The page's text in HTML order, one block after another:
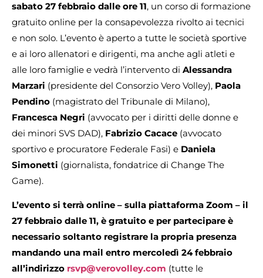
sabato 27 febbraio dalle ore 11, un corso di formazione
gratuito online per la consapevolezza rivolto ai tecnici
e non solo. L’evento è aperto a tutte le società sportive
e ai loro allenatori e dirigenti, ma anche agli atleti e
alle loro famiglie e vedrà l’intervento di Alessandra
Marzari (presidente del Consorzio Vero Volley), Paola
Pendino (magistrato del Tribunale di Milano),
Francesca Negri (avvocato per i diritti delle donne e
dei minori SVS DAD), Fabrizio Cacace (avvocato
sportivo e procuratore Federale Fasi) e Daniela
Simonetti (giornalista, fondatrice di Change The
Game).
L’evento si terrà online – sulla piattaforma Zoom – il
27 febbraio dalle 11, è gratuito e per partecipare è
necessario soltanto registrare la propria presenza
mandando una mail entro mercoledì 24 febbraio
all’indirizzo rsvp@verovolley.com (tutte le